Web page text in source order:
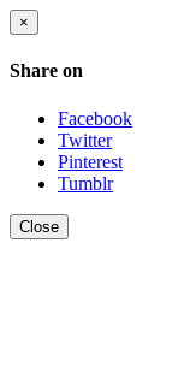
×
Share on
Facebook
Twitter
Pinterest
Tumblr
Close